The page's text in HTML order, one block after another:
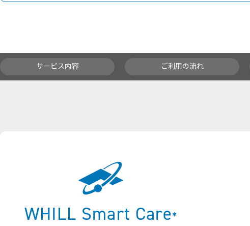
サービス内容 ご利用の流れ
WHILL Smart Care*